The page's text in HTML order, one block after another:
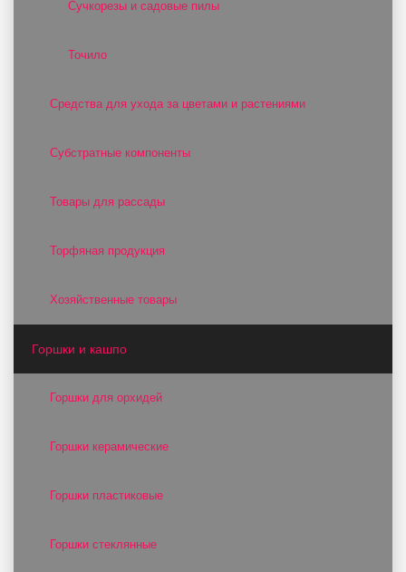
Сучкорезы и садовые пилы
Точило
Средства для ухода за цветами и растениями
Субстратные компоненты
Товары для рассады
Торфяная продукция
Хозяйственные товары
Горшки и кашпо
Горшки для орхидей
Горшки керамические
Горшки пластиковые
Горшки стеклянные